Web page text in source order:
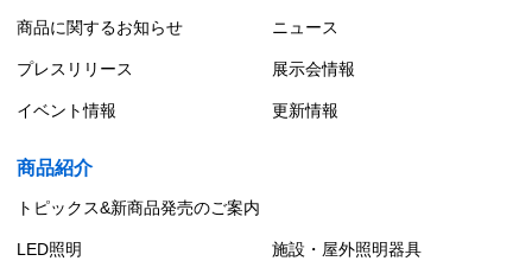
商品に関するお知らせ ニュース
プレスリリース 展示会情報
イベント情報 更新情報
商品紹介
トピックス&新商品発売のご案内
LED照明 施設・屋外照明器具